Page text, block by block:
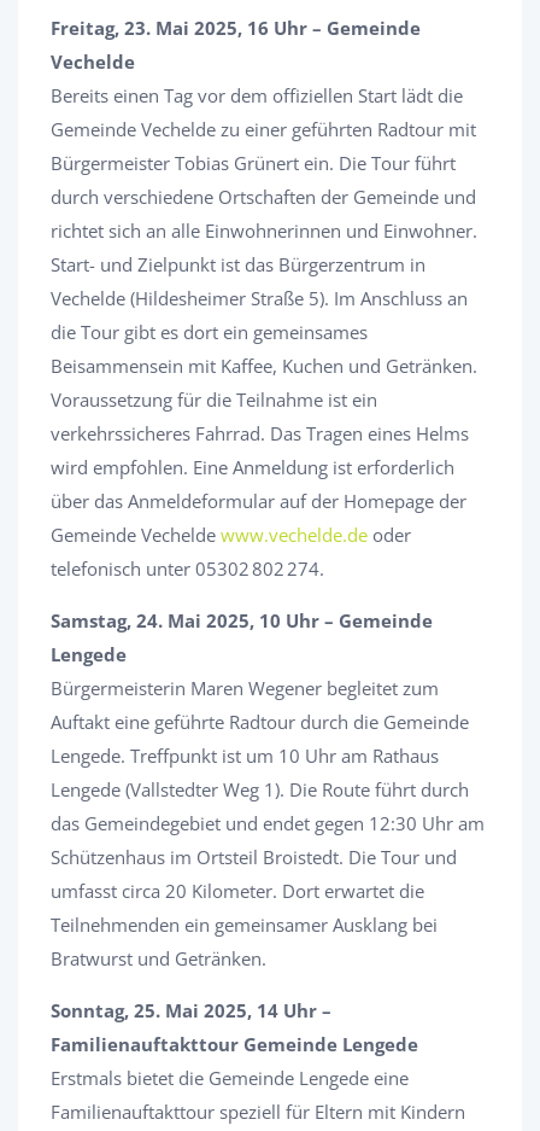
Freitag, 23. Mai 2025, 16 Uhr – Gemeinde
Vechelde
Bereits einen Tag vor dem offiziellen Start lädt die
Gemeinde Vechelde zu einer geführten Radtour mit
Bürgermeister Tobias Grünert ein. Die Tour führt
durch verschiedene Ortschaften der Gemeinde und
richtet sich an alle Einwohnerinnen und Einwohner.
Start- und Zielpunkt ist das Bürgerzentrum in
Vechelde (Hildesheimer Straße 5). Im Anschluss an
die Tour gibt es dort ein gemeinsames
Beisammensein mit Kaffee, Kuchen und Getränken.
Voraussetzung für die Teilnahme ist ein
verkehrssicheres Fahrrad. Das Tragen eines Helms
wird empfohlen. Eine Anmeldung ist erforderlich
über das Anmeldeformular auf der Homepage der
Gemeinde Vechelde www.vechelde.de oder
telefonisch unter 05302 802 274.
Samstag, 24. Mai 2025, 10 Uhr – Gemeinde
Lengede
Bürgermeisterin Maren Wegener begleitet zum
Auftakt eine geführte Radtour durch die Gemeinde
Lengede. Treffpunkt ist um 10 Uhr am Rathaus
Lengede (Vallstedter Weg 1). Die Route führt durch
das Gemeindegebiet und endet gegen 12:30 Uhr am
Schützenhaus im Ortsteil Broistedt. Die Tour und
umfasst circa 20 Kilometer. Dort erwartet die
Teilnehmenden ein gemeinsamer Ausklang bei
Bratwurst und Getränken.
Sonntag, 25. Mai 2025, 14 Uhr –
Familienauftakttour Gemeinde Lengede
Erstmals bietet die Gemeinde Lengede eine
Familienauftakttour speziell für Eltern mit Kindern